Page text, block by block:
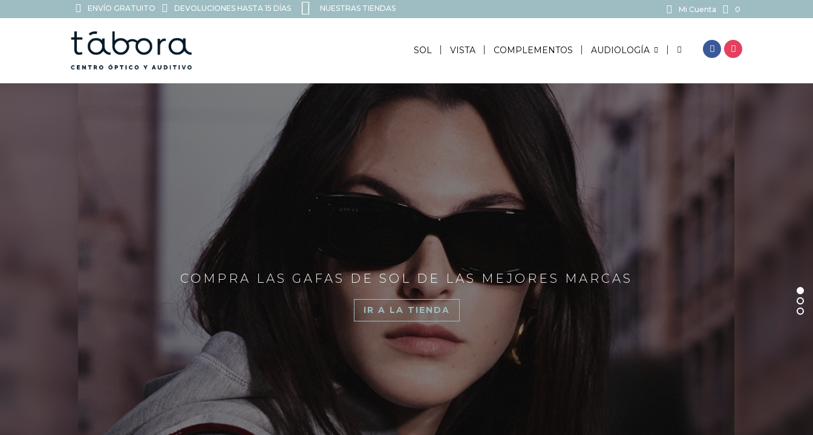
ENVÍO GRATUITO DEVOLUCIONES HASTA 15 DÍAS NUESTRAS TIENDAS Mi Cuenta 0
SOL VISTA COMPLEMENTOS AUDIOLOGÍA BUSCAR...
COMPRA LAS GAFAS DE SOL DE LAS MEJORES MARCAS
IR A LA TIENDA